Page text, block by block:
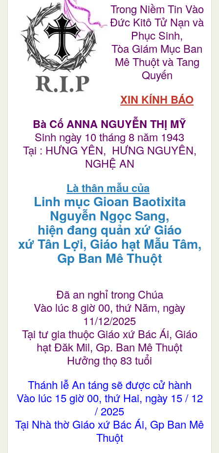
Trong Niềm Tin Vào
Đức Kitô Tử Nạn và
Phục Sinh,
Tòa Giám Mục Ban
Mê Thuột và Tang
Quyến
XIN KÍNH BÁO
Bà Cố ANNA NGUYỄN THỊ MỸ
Sinh ngày 10 tháng 8 năm 1943
Tại : HƯNG YÊN, HƯNG NGUYÊN,
NGHỆ AN
Là thân mẫu của
Linh mục Gioan Baotixita
Nguyễn Ngọc Sang,
hiện đang quản xứ Giáo
xứ Tân Lợi, Giáo hạt Mẫu Tâm,
Gp Ban Mê Thuột
Đã an nghỉ trong Chúa
Vào lúc 8 giờ 00, thứ Năm, ngày
11/12/2025
Tại tư gia thuộc Giáo xứ Bác Ái, Giáo
hạt Đăk Mil, Gp. Ban Mê Thuột
Hưởng thọ 83 tuổi
Thánh lễ An táng sẽ được cử hành
Vào lúc 15 giờ 00, thứ Hai, ngày 15 / 12
/ 2025
Tại Nhà thờ Giáo xứ Bác Ái, Gp Ban Mê
Thuột